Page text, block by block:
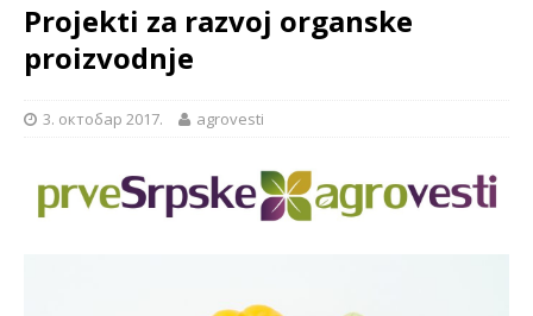
Projekti za razvoj organske
proizvodnje
3. октобар 2017. agrovesti